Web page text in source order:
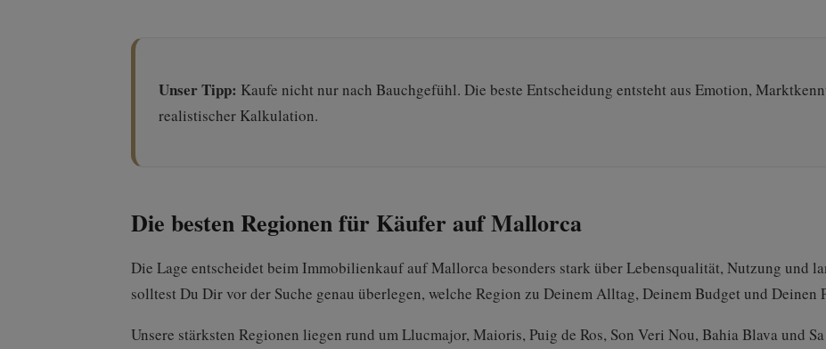
Unser Tipp: Kaufe nicht nur nach Bauchgefühl. Die beste Entscheidung entsteht aus Emotion,
realistischer Kalkulation.
Die besten Regionen für Käufer auf Mallorca
Die Lage entscheidet beim Immobilienkauf auf Mallorca besonders stark über Lebensqualität, Nutzung und
solltest Du Dir vor der Suche genau überlegen, welche Region zu Deinem Alltag, Deinem Budget und Deinen
Unsere stärksten Regionen liegen rund um Llucmajor, Maioris, Puig de Ros, Son Veri Nou, Bahia Blava und